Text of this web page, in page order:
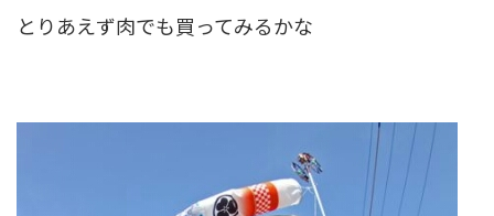
とりあえず肉でも買ってみるかな